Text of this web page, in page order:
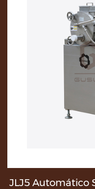
JLJ5 Automático